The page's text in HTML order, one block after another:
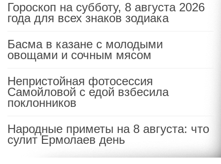
Гороскоп на субботу, 8 августа 2026
года для всех знаков зодиака
Басма в казане с молодыми
овощами и сочным мясом
Непристойная фотосессия
Самойловой с едой взбесила
поклонников
Народные приметы на 8 августа: что
сулит Ермолаев день